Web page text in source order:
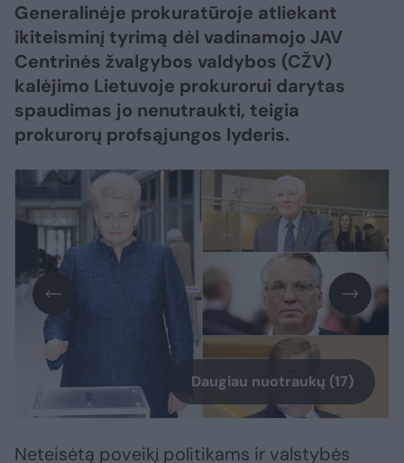
Generalinėje prokuratūroje atliekant
ikiteisminį tyrimą dėl vadinamojo JAV
Centrinės žvalgybos valdybos (CŽV)
kalėjimo Lietuvoje prokurorui darytas
spaudimas jo nenutraukti, teigia
prokurorų profsąjungos lyderis.
Daugiau nuotraukų (17)
Neteisėtą poveikį politikams ir valstybės